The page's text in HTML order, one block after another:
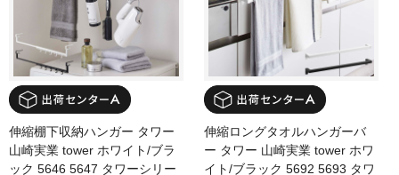
伸縮棚下収納ハンガー タワー
山崎実業 tower ホワイト/ブラ
ック 5646 5647 タワーシリー
伸縮ロングタオルハンガーバ
ー タワー 山崎実業 tower ホワ
イト/ブラック 5692 5693 タワ